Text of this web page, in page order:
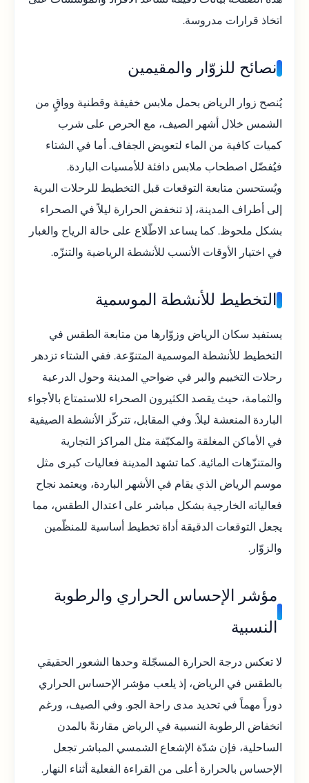
اتخاذ قرارات مدروسة.
نصائح للزوّار والمقيمين
يُنصح زوار الرياض بحمل ملابس خفيفة وقطنية وواقٍ من
الشمس خلال أشهر الصيف، مع الحرص على شرب
كميات كافية من الماء لتعويض الجفاف. أما في الشتاء
فيُفضّل اصطحاب ملابس دافئة للأمسيات الباردة.
ويُستحسن متابعة التوقعات قبل التخطيط للرحلات البرية
إلى أطراف المدينة، إذ تنخفض الحرارة ليلاً في الصحراء
بشكل ملحوظ. كما يساعد الاطّلاع على حالة الرياح والغبار
في اختيار الأوقات الأنسب للأنشطة الرياضية والتنزّه.
التخطيط للأنشطة الموسمية
يستفيد سكان الرياض وزوّارها من متابعة الطقس في
التخطيط للأنشطة الموسمية المتنوّعة. ففي الشتاء تزدهر
رحلات التخييم والبر في ضواحي المدينة وحول الدرعية
والثمامة، حيث يقصد الكثيرون الصحراء للاستمتاع بالأجواء
الباردة المنعشة ليلاً. وفي المقابل، تتركّز الأنشطة الصيفية
في الأماكن المغلقة والمكيّفة مثل المراكز التجارية
والمتنزّهات المائية. كما تشهد المدينة فعاليات كبرى مثل
موسم الرياض الذي يقام في الأشهر الباردة، ويعتمد نجاح
فعالياته الخارجية بشكل مباشر على اعتدال الطقس، مما
يجعل التوقعات الدقيقة أداة تخطيط أساسية للمنظّمين
والزوّار.
مؤشر الإحساس الحراري والرطوبة
النسبية
لا تعكس درجة الحرارة المسجّلة وحدها الشعور الحقيقي
بالطقس في الرياض، إذ يلعب مؤشر الإحساس الحراري
دوراً مهماً في تحديد مدى راحة الجو. وفي الصيف، ورغم
انخفاض الرطوبة النسبية في الرياض مقارنةً بالمدن
الساحلية، فإن شدّة الإشعاع الشمسي المباشر تجعل
الإحساس بالحرارة أعلى من القراءة الفعلية أثناء النهار.